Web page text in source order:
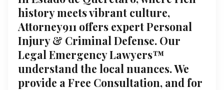
history meets vibrant culture,
Attorney911 offers expert Personal
Injury & Criminal Defense. Our
Legal Emergency Lawyers™
understand the local nuances. We
provide a Free Consultation, and for